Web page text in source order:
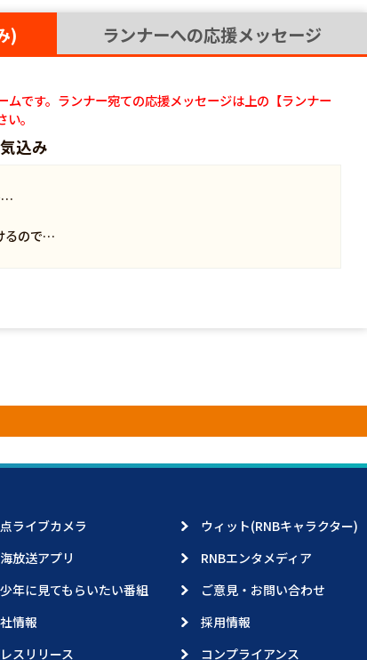
) ランナーへの応援メッセージ
です。ランナー宛ての応援メッセージは上の【ランナー
。
込み
…
るので…
ライブカメラ
ウィット(RNBキャラクター)
放送アプリ
RNBエンタメディア
年に見てもらいたい番組
ご意見・お問い合わせ
情報
採用情報
スリリース
コンプライアンス